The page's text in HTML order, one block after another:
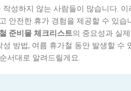
작성하지 않는 사람들이 많습니다.
안전한 휴가 경험을 제공할 수 있
준비물 체크리스트의 중요성과 실
성 방법, 여름 휴가철 동안 발생할 수
서대로 알려드릴게요.